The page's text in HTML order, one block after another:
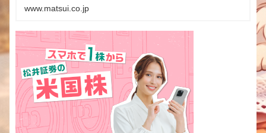
www.matsui.co.jp